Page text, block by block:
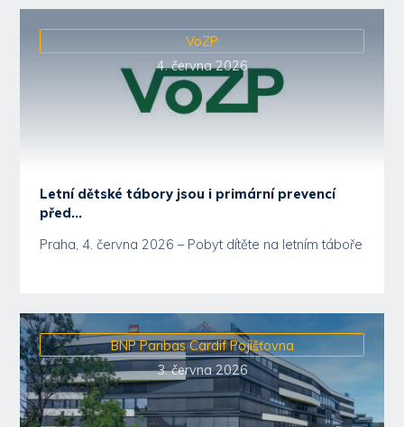
VoZP
4. června 2026
Letní dětské tábory jsou i primární prevencí
před...
Praha, 4. června 2026 – Pobyt dítěte na letním táboře
je pro jeho vývoj skvělou investicí. Pomáhá mu...
BNP Paribas Cardif Pojišťovna
3. června 2026